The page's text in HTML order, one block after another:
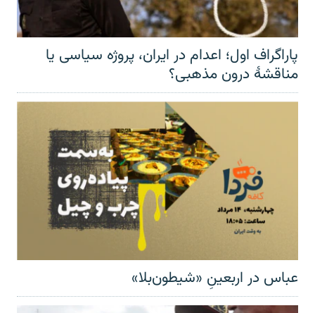
پاراگراف اول؛ اعدام در ایران، پروژه سیاسی یا
مناقشهٔ درون مذهبی؟
عباس در اربعینِ «شیطون‌بلا»